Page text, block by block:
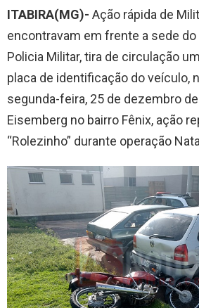
ITABIRA(MG)- Ação rápida de
encontravam em frente a sede do
Policia Militar, tira de circulação
placa de identificação do veículo,
segunda-feira, 25 de dezembro
Eisemberg no bairro Fênix, ação
“Rolezinho” durante operação